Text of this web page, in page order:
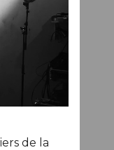
de la